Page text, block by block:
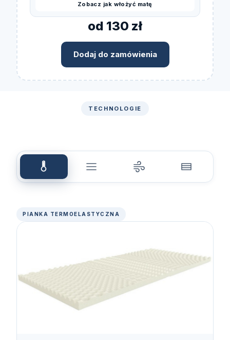
Zobacz jak włożyć matę
od 130 zł
Dodaj do zamówienia
TECHNOLOGIE
PIANKA TERMOELASTYCZNA